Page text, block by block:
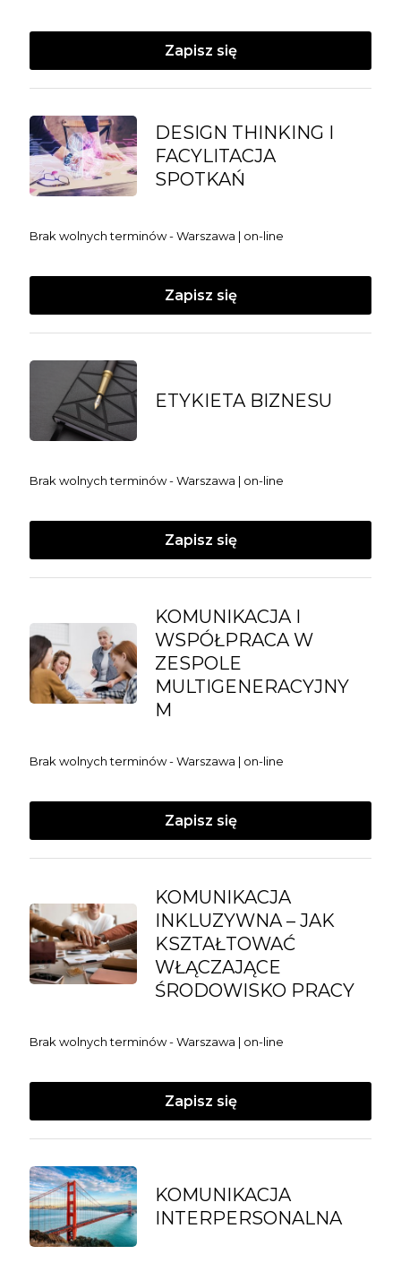
Zapisz się
DESIGN THINKING I
FACYLITACJA
SPOTKAŃ
Brak wolnych terminów - Warszawa | on-line
Zapisz się
ETYKIETA BIZNESU
Brak wolnych terminów - Warszawa | on-line
Zapisz się
KOMUNIKACJA I
WSPÓŁPRACA W
ZESPOLE
MULTIGENERACYJNY
M
Brak wolnych terminów - Warszawa | on-line
Zapisz się
KOMUNIKACJA
INKLUZYWNA – JAK
KSZTAŁTOWAĆ
WŁĄCZAJĄCE
ŚRODOWISKO PRACY
Brak wolnych terminów - Warszawa | on-line
Zapisz się
KOMUNIKACJA
INTERPERSONALNA